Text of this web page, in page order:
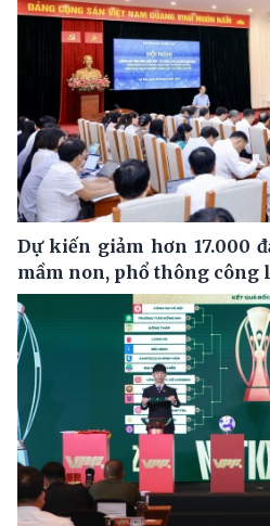
Dự kiến giảm hơn 17.000
mầm non, phổ thông công